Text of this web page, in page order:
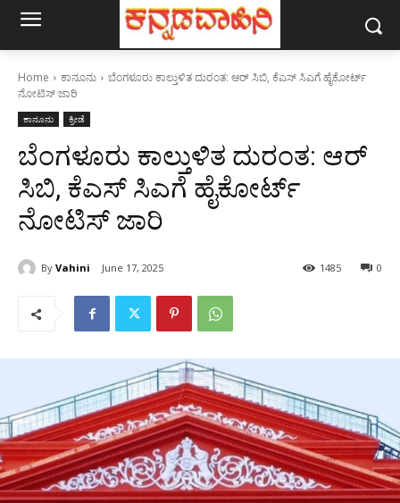
Home ಕಾನೂನು
ಬೆಂಗಳೂರು ಕಾಲ್ತುಳಿತ ದುರಂತ: ಆರ್ ಸಿಬಿ, ಕೆಎಸ್ ಸಿಎಗೆ ಹೈಕೋರ್ಟ್
ನೋಟಿಸ್ ಜಾರಿ
ಕಾನೂನು ಕ್ರೀಡೆ
ಬೆಂಗಳೂರು ಕಾಲ್ತುಳಿತ ದುರಂತ: ಆರ್
ಸಿಬಿ, ಕೆಎಸ್ ಸಿಎಗೆ ಹೈಕೋರ್ಟ್
ನೋಟಿಸ್ ಜಾರಿ
By Vahini June 17, 2025 0
1485